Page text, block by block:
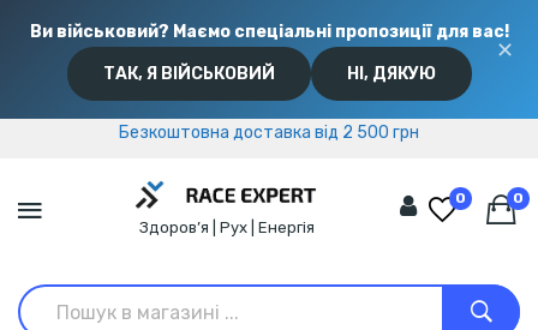
Ви військовий? Маємо спеціальні пропозиції для вас!
ТАК, Я ВІЙСЬКОВИЙ НІ, ДЯКУЮ
✕
Безкоштовна доставка від 2 500 грн
Безкоштовна доставка від 2 500 грн
Здоров’я | Рух | Енергія
0 0